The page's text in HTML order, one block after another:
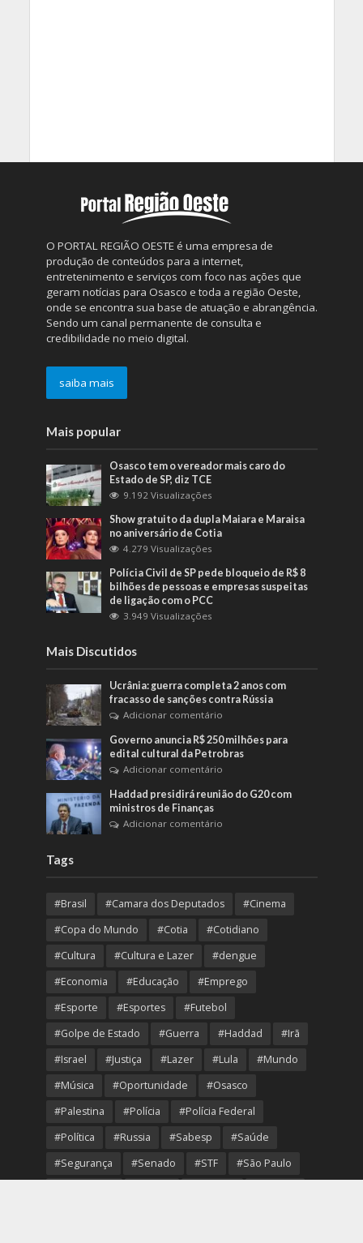
O PORTAL REGIÃO OESTE é uma empresa de
produção de conteúdos para a internet,
entretenimento e serviços com foco nas ações que
geram notícias para Osasco e toda a região Oeste,
onde se encontra sua base de atuação e abrangência.
Sendo um canal permanente de consulta e
credibilidade no meio digital.
saiba mais
Mais popular
Osasco tem o vereador mais caro do
Estado de SP, diz TCE
9.192 Visualizações
Show gratuito da dupla Maiara e Maraisa
no aniversário de Cotia
4.279 Visualizações
Polícia Civil de SP pede bloqueio de R$ 8
bilhões de pessoas e empresas suspeitas
de ligação com o PCC
3.949 Visualizações
Mais Discutidos
Ucrânia: guerra completa 2 anos com
fracasso de sanções contra Rússia
Adicionar comentário
Governo anuncia R$ 250 milhões para
edital cultural da Petrobras
Adicionar comentário
Haddad presidirá reunião do G20 com
ministros de Finanças
Adicionar comentário
Tags
#Brasil #Camara dos Deputados
#Cinema
#Copa do Mundo
#Cotia
#Cotidiano
#Cultura
#Cultura e Lazer
#dengue
#Economia
#Educação
#Emprego
#Esporte
#Esportes
#Futebol
#Golpe de Estado
#Guerra #Haddad
#Irã
#Israel
#Justiça #Lazer #Lula
#Mundo
#Música
#Oportunidade
#Osasco
#Palestina
#Polícia
#Polícia Federal
#Política
#Russia #Sabesp
#Saúde
#Segurança
#Senado #STF
#São Paulo